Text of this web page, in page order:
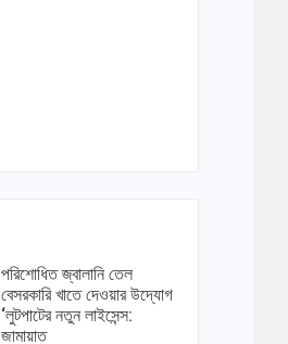
পরিশোধিত জ্বালানি তেল
বেসরকারি খাতে দেওয়ার উদ্যোগ
‘লুটপাটের নতুন লাইসেন্স:
জামায়াত